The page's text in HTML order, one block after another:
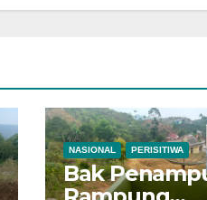
NASIONAL PERISITIWA
Bak